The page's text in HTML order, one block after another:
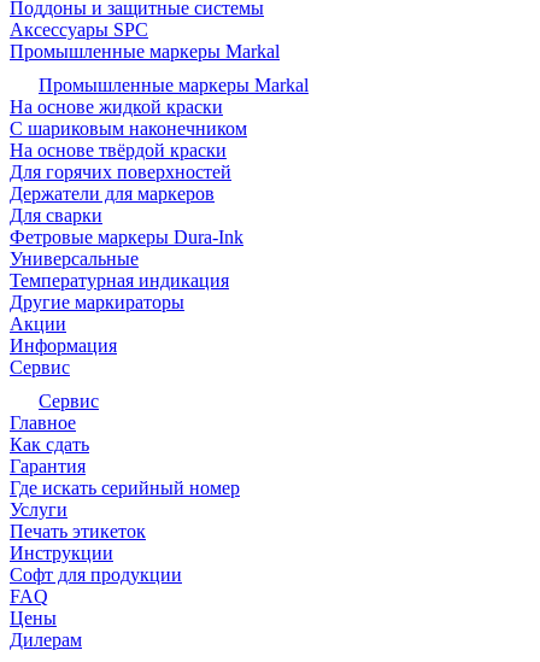
Поддоны и защитные системы
Аксессуары SPC
Промышленные маркеры Markal
Промышленные маркеры Markal
На основе жидкой краски
С шариковым наконечником
На основе твёрдой краски
Для горячих поверхностей
Держатели для маркеров
Для сварки
Фетровые маркеры Dura-Ink
Универсальные
Температурная индикация
Другие маркираторы
Акции
Информация
Сервис
Сервис
Главное
Как сдать
Гарантия
Где искать серийный номер
Услуги
Печать этикеток
Инструкции
Софт для продукции
FAQ
Цены
Дилерам